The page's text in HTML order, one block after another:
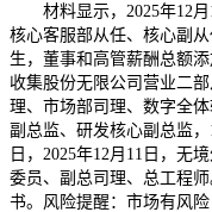
材料显示，2025年12月
核心客服部从任、核心副
生，董事和高管薪酬总额
收集股份无限公司营业二
理、市场部司理、数字全
副总监、研发核心副总监，
日，2025年12月11日，无
委员、副总司理、总工程
书。风险提醒：市场有风